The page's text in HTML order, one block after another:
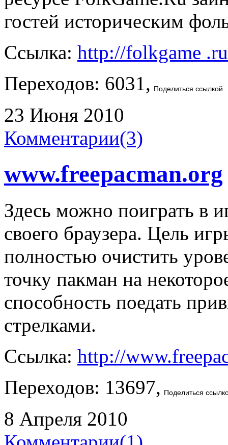
гостей историческим
Ссылка: http://folkgame .ru
Переходов: 6031,
Поделиться ссылкой
23 Июня 2010
Комментарии(3)
www.freepacman.org
Здесь можно поиграть в
своего браузера. Цель
полностью очистить
точку пакман на
способность поедать
стрелками.
Ссылка: http://
Переходов: 13697,
Поделиться
8 Апреля 2010